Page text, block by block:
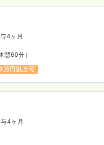
4ヶ月
憩60分）
万円以上可
4ヶ月